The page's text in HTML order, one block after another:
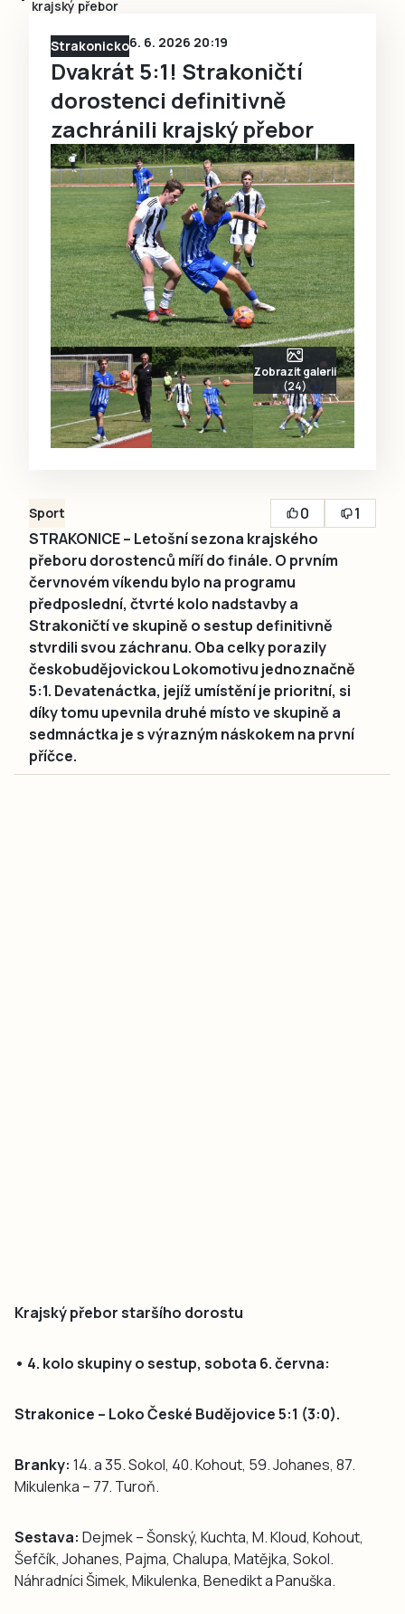
krajský přebor
Strakonicko6. 6. 2026 20:19
Dvakrát 5:1! Strakoničtí
dorostenci definitivně
zachránili krajský přebor
Zobrazit galerii
(24)
Sport 0
1
STRAKONICE – Letošní sezona krajského
přeboru dorostenců míří do finále. O prvním
červnovém víkendu bylo na programu
předposlední, čtvrté kolo nadstavby a
Strakoničtí ve skupině o sestup definitivně
stvrdili svou záchranu. Oba celky porazily
českobudějovickou Lokomotivu jednoznačně
5:1. Devatenáctka, jejíž umístění je prioritní, si
díky tomu upevnila druhé místo ve skupině a
sedmnáctka je s výrazným náskokem na první
příčce.
Krajský přebor staršího dorostu
• 4. kolo skupiny o sestup, sobota 6. června:
Strakonice – Loko České Budějovice 5:1 (3:0).
Branky: 14. a 35. Sokol, 40. Kohout, 59. Johanes, 87.
Mikulenka – 77. Turoň.
Sestava: Dejmek – Šonský, Kuchta, M. Kloud, Kohout,
Šefčík, Johanes, Pajma, Chalupa, Matějka, Sokol.
Náhradníci Šimek, Mikulenka, Benedikt a Panuška.